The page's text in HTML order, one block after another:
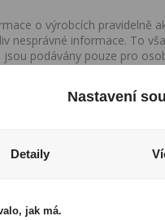
o výrobcích pravidelně
nesprávné informace. To
podávány pouze pro
souhlasu DonPealo ani
Nastavení
Detaily
jak má.